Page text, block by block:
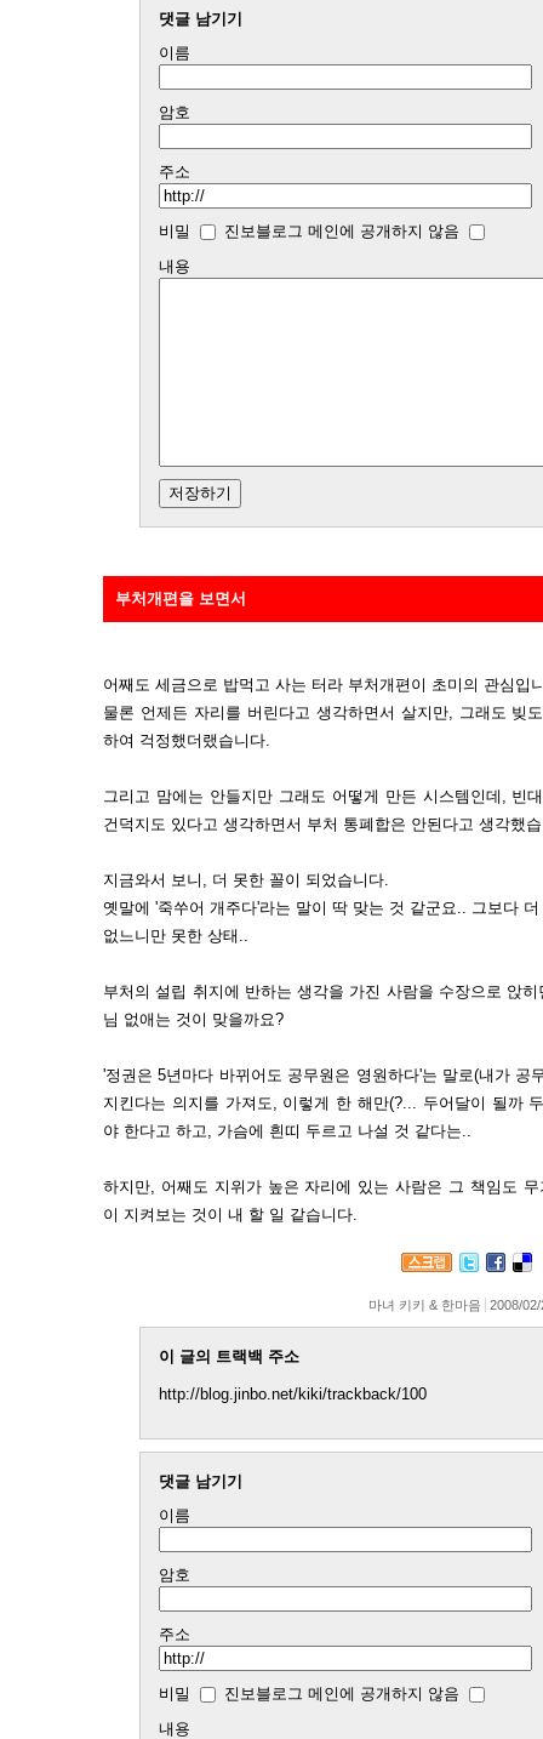
댓글 남기기
이름
암호
주소
비밀
진보블로그 메인에 공개하지 않음
내용
부처개편을 보면서
어째도 세금으로 밥먹고 사는 터라 부처개편이 초미의 관심입
물론 언제든 자리를 버린다고 생각하면서 살지만, 그래도 빚
하여 걱정했더랬습니다.
그리고 맘에는 안들지만 그래도 어떻게 만든 시스템인데, 빈
건덕지도 있다고 생각하면서 부처 통폐합은 안된다고 생각했
지금와서 보니, 더 못한 꼴이 되었습니다.
옛말에 '죽쑤어 개주다'라는 말이 딱 맞는 것 같군요.. 그보다
없느니만 못한 상태..
부처의 설립 취지에 반하는 생각을 가진 사람을 수장으로 앉
님 없애는 것이 맞을까요?
'정권은 5년마다 바뀌어도 공무원은 영원하다'는 말로(내가 공
지킨다는 의지를 가져도, 이렇게 한 해만(?... 두어달이 될까
야 한다고 하고, 가슴에 흰띠 두르고 나설 것 같다는..
하지만, 어째도 지위가 높은 자리에 있는 사람은 그 책임도
이 지켜보는 것이 내 할 일 같습니다.
마녀 키키 & 한마음 2008/
이 글의 트랙백 주소
http://blog.jinbo.net/kiki/trackback/100
댓글 남기기
이름
암호
주소
비밀
진보블로그 메인에 공개하지 않음
내용